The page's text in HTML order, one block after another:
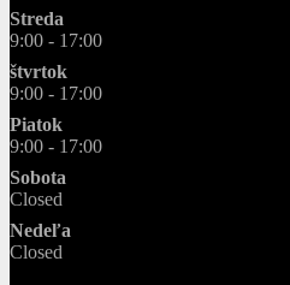
Streda
9:00 - 17:00
štvrtok
9:00 - 17:00
Piatok
9:00 - 17:00
Sobota
Closed
Nedeľa
Closed